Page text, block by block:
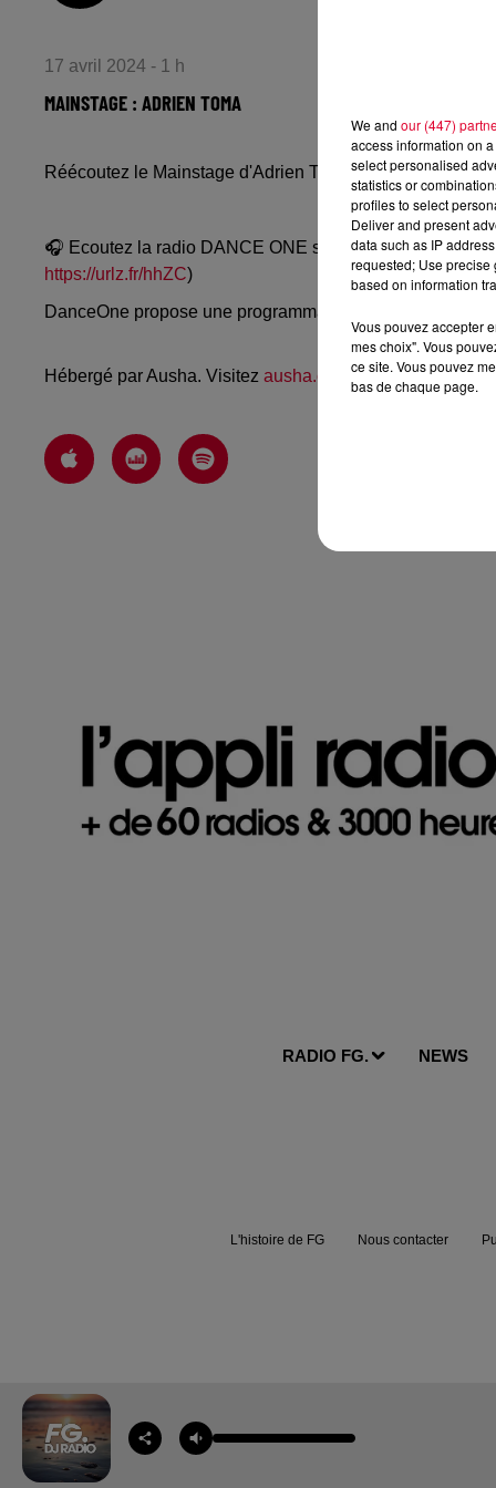
17 avril 2024 - 1 h
MAINSTAGE : ADRIEN TOMA
Réécoutez le Mainstage d'Adrien Toma du lundi 15 avril
🎧 Ecoutez la radio DANCE ONE sur www.danceone.fr,
https://urlz.fr/hhZC)
DanceOne propose une programmation dance, EDM,
Hébergé par Ausha. Visitez ausha.co/politique-de-
RADIO FG. NEWS
L'histoire de FG Nous contacter
We and our (447)
access information on
select personalised
statistics or
profiles to select
Deliver and present
data such as IP
requested; Use precise
based on information
Vous pouvez accepter
mes choix". Vous
ce site. Vous pouvez
bas de chaque page.